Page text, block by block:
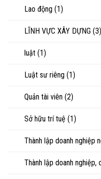
Lao động (1)
LĨNH VỰC XÂY DỰNG (3)
luật (1)
Luật sư riêng (1)
Quản tài viên (2)
Sở hữu trí tuệ (1)
Thành lập doanh nghiệp
Thành lập doanh nghiệp,